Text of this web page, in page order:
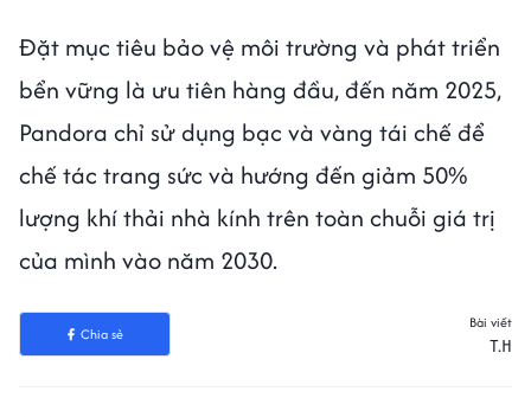
Đặt mục tiêu bảo vệ môi trường và phát triển
bển vững là ưu tiên hàng đầu, đến năm 2025,
Pandora chỉ sử dụng bạc và vàng tái chế để
chế tác trang sức và hướng đến giảm 50%
lượng khí thải nhà kính trên toàn chuỗi giá trị
của mình vào năm 2030.
Chia sẻ
Bài viết
T.H